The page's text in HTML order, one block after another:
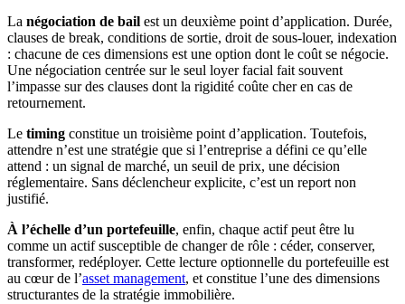
La négociation de bail est un deuxième point d’application. Durée,
clauses de break, conditions de sortie, droit de sous-louer, indexation
: chacune de ces dimensions est une option dont le coût se négocie.
Une négociation centrée sur le seul loyer facial fait souvent
l’impasse sur des clauses dont la rigidité coûte cher en cas de
retournement.
Le timing constitue un troisième point d’application. Toutefois,
attendre n’est une stratégie que si l’entreprise a défini ce qu’elle
attend : un signal de marché, un seuil de prix, une décision
réglementaire. Sans déclencheur explicite, c’est un report non
justifié.
À l’échelle d’un portefeuille, enfin, chaque actif peut être lu
comme un actif susceptible de changer de rôle : céder, conserver,
transformer, redéployer. Cette lecture optionnelle du portefeuille est
au cœur de l’asset management, et constitue l’une des dimensions
structurantes de la stratégie immobilière.